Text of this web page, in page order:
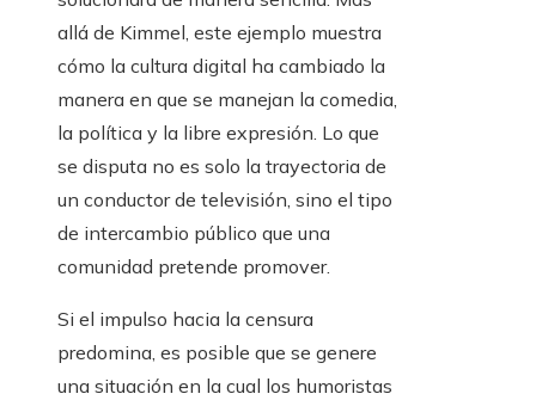
allá de Kimmel, este ejemplo muestra
cómo la cultura digital ha cambiado la
manera en que se manejan la comedia,
la política y la libre expresión. Lo que
se disputa no es solo la trayectoria de
un conductor de televisión, sino el tipo
de intercambio público que una
comunidad pretende promover.
Si el impulso hacia la censura
predomina, es posible que se genere
una situación en la cual los humoristas